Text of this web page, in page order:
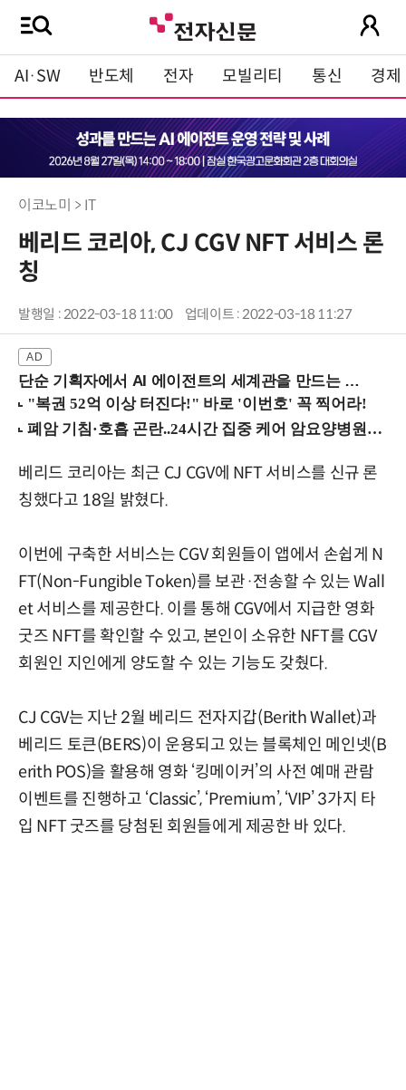
AI·SW 반도체 전자 모빌리티 통신 경제
이코노미 > IT
베리드 코리아, CJ CGV NFT 서비스 론
칭
발행일 : 2022-03-18 11:00 업데이트 : 2022-03-18 11:27
단순 기획자에서 AI 에이전트의 세계관을 만드는 지식 설계자로.. (8/20 강남역)
베리드 코리아는 최근 CJ CGV에 NFT 서비스를 신규 론
칭했다고 18일 밝혔다.
이번에 구축한 서비스는 CGV 회원들이 앱에서 손쉽게 N
FT(Non-Fungible Token)를 보관·전송할 수 있는 Wall
et 서비스를 제공한다. 이를 통해 CGV에서 지급한 영화
굿즈 NFT를 확인할 수 있고, 본인이 소유한 NFT를 CGV
회원인 지인에게 양도할 수 있는 기능도 갖췄다.
CJ CGV는 지난 2월 베리드 전자지갑(Berith Wallet)과
베리드 토큰(BERS)이 운용되고 있는 블록체인 메인넷(B
erith POS)을 활용해 영화 ‘킹메이커’의 사전 예매 관람
이벤트를 진행하고 ‘Classic’, ‘Premium’, ‘VIP’ 3가지 타
입 NFT 굿즈를 당첨된 회원들에게 제공한 바 있다.